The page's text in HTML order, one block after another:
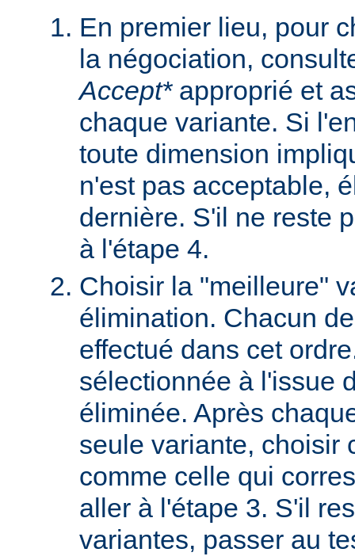
En premier lieu, pour
la négociation,
Accept*approprié et
chaque variante. Si
toute dimension
n'est pas acceptable,
dernière. S'il ne reste
à l'étape 4.
Choisir la "meilleure"
élimination. Chacun
effectué dans cet
sélectionnée à l'issue
éliminée. Après
seule variante, choisir
comme celle qui
aller à l'étape 3. S'il
variantes, passer au